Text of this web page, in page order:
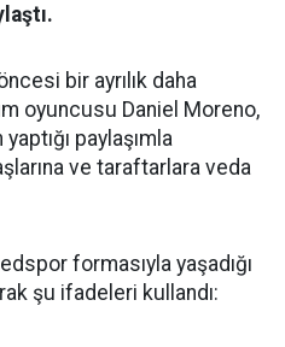
bir ayrılık daha
oyuncusu Daniel Moreno,
paylaşımla
ve taraftarlara veda
formasıyla yaşadığı
şu ifadeleri kullandı: